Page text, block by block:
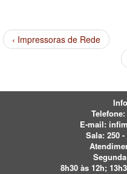
‹ Impressoras de Rede
Telefone:
E-mail:
Sala: 250 -
8h30 às 12h;